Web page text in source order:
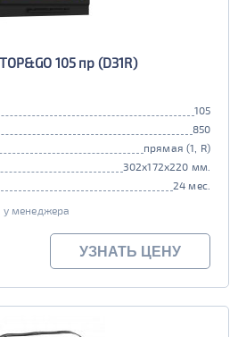
105 пр (D31R)
105
850
прямая (1, R)
302x172x220 мм.
24 мес.
у менеджера
УЗНАТЬ ЦЕНУ